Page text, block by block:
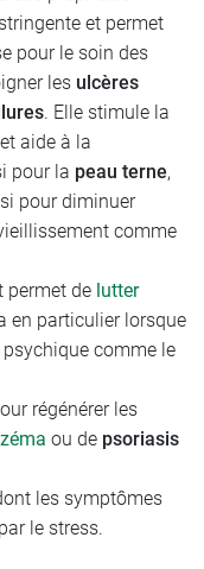
et permet
pour le soin des
les ulcères
. Elle stimule la
aide à la
pour la peau terne,
pour diminuer
comme
permet de lutter
en particulier lorsque
comme le
régénérer les
ou de psoriasis
les symptômes
le stress.